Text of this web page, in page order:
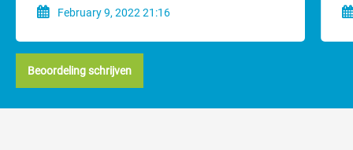
February 9, 2022 21:16
Beoordeling schrijven